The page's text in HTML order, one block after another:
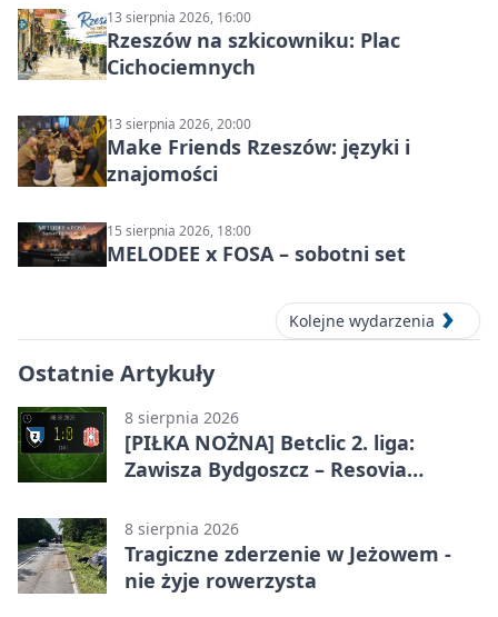
13 sierpnia 2026, 16:00
Rzeszów na szkicowniku: Plac
Cichociemnych
13 sierpnia 2026, 20:00
Make Friends Rzeszów: języki i
znajomości
15 sierpnia 2026, 18:00
MELODEE x FOSA – sobotni set
Kolejne wydarzenia
Ostatnie Artykuły
8 sierpnia 2026
[PIŁKA NOŻNA] Betclic 2. liga:
Zawisza Bydgoszcz – Resovia
pierwszym zwycięstwem
8 sierpnia 2026
Tragiczne zderzenie w Jeżowem -
nie żyje rowerzysta